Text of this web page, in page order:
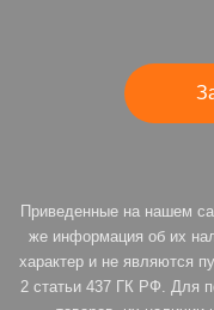
Приведенные на нашем
же информация об их
характер и не являются
2 статьи 437 ГК РФ. Для